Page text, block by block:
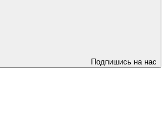
Подпишись на нас